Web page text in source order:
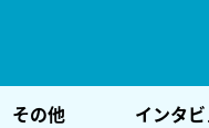
その他 インタ